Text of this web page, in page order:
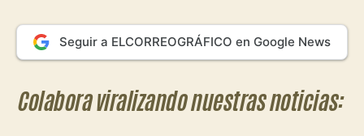
Seguir a ELCORREOGRÁFICO en Google News
Colabora viralizando nuestras noticias: